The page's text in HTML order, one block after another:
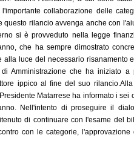
collaborazione delle
questo rilancio avvenga anche con
si è provveduto nella legge
che ha sempre dimostrato
alla luce del necessario risanamento
Amministrazione che ha iniziato
ippico al fine del suo
Matarrese ha informato i
Nell'intento di proseguire il
di continuare con l'esame del
con le categorie,